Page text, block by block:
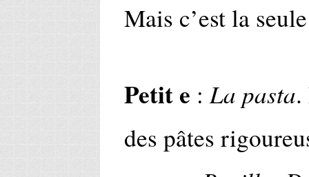
Mais c’est la
Petit e :La pasta.
des pâtes